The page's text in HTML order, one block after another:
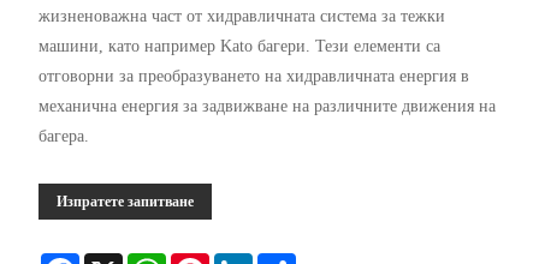
жизненоважна част от хидравличната система за тежки
машини, като например Kato багери. Тези елементи са
отговорни за преобразуването на хидравличната енергия в
механична енергия за задвижване на различните движения на
багера.
Изпратете запитване